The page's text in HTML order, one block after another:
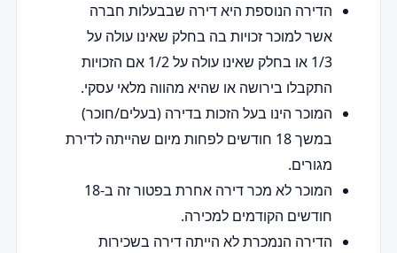
הדירה הנוספת היא דירה שבבעלות חברה
אשר למוכר זכויות בה בחלק שאינו עולה על
1/3 או בחלק שאינו עולה על 1/2 אם הזכויות
התקבלו בירושה או שהיא מהווה מלאי עסקי.
המוכר הינו בעל הזכות בדירה (בעלים/חוכר)
במשך 18 חודשים לפחות מיום שהייתה לדירת
מגורים.
המוכר לא מכר דירה אחרת בפטור זה ב-18
חודשים הקודמים למכירה.
הדירה הנמכרת לא הייתה דירה בשכירות